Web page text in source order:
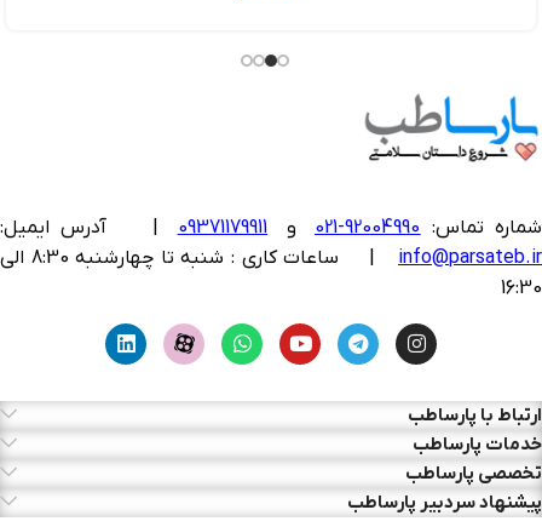
شماره تماس: 92004990-021 و 09371179911
آدرس ایمیل:
info@parsateb.ir
| ساعات کاری : شنبه تا چهارشنبه 8:30 الی
16:30
ارتباط با پارساطب
خدمات پارساطب
تخصصی پارساطب
پیشنهاد سردبیر پارساطب